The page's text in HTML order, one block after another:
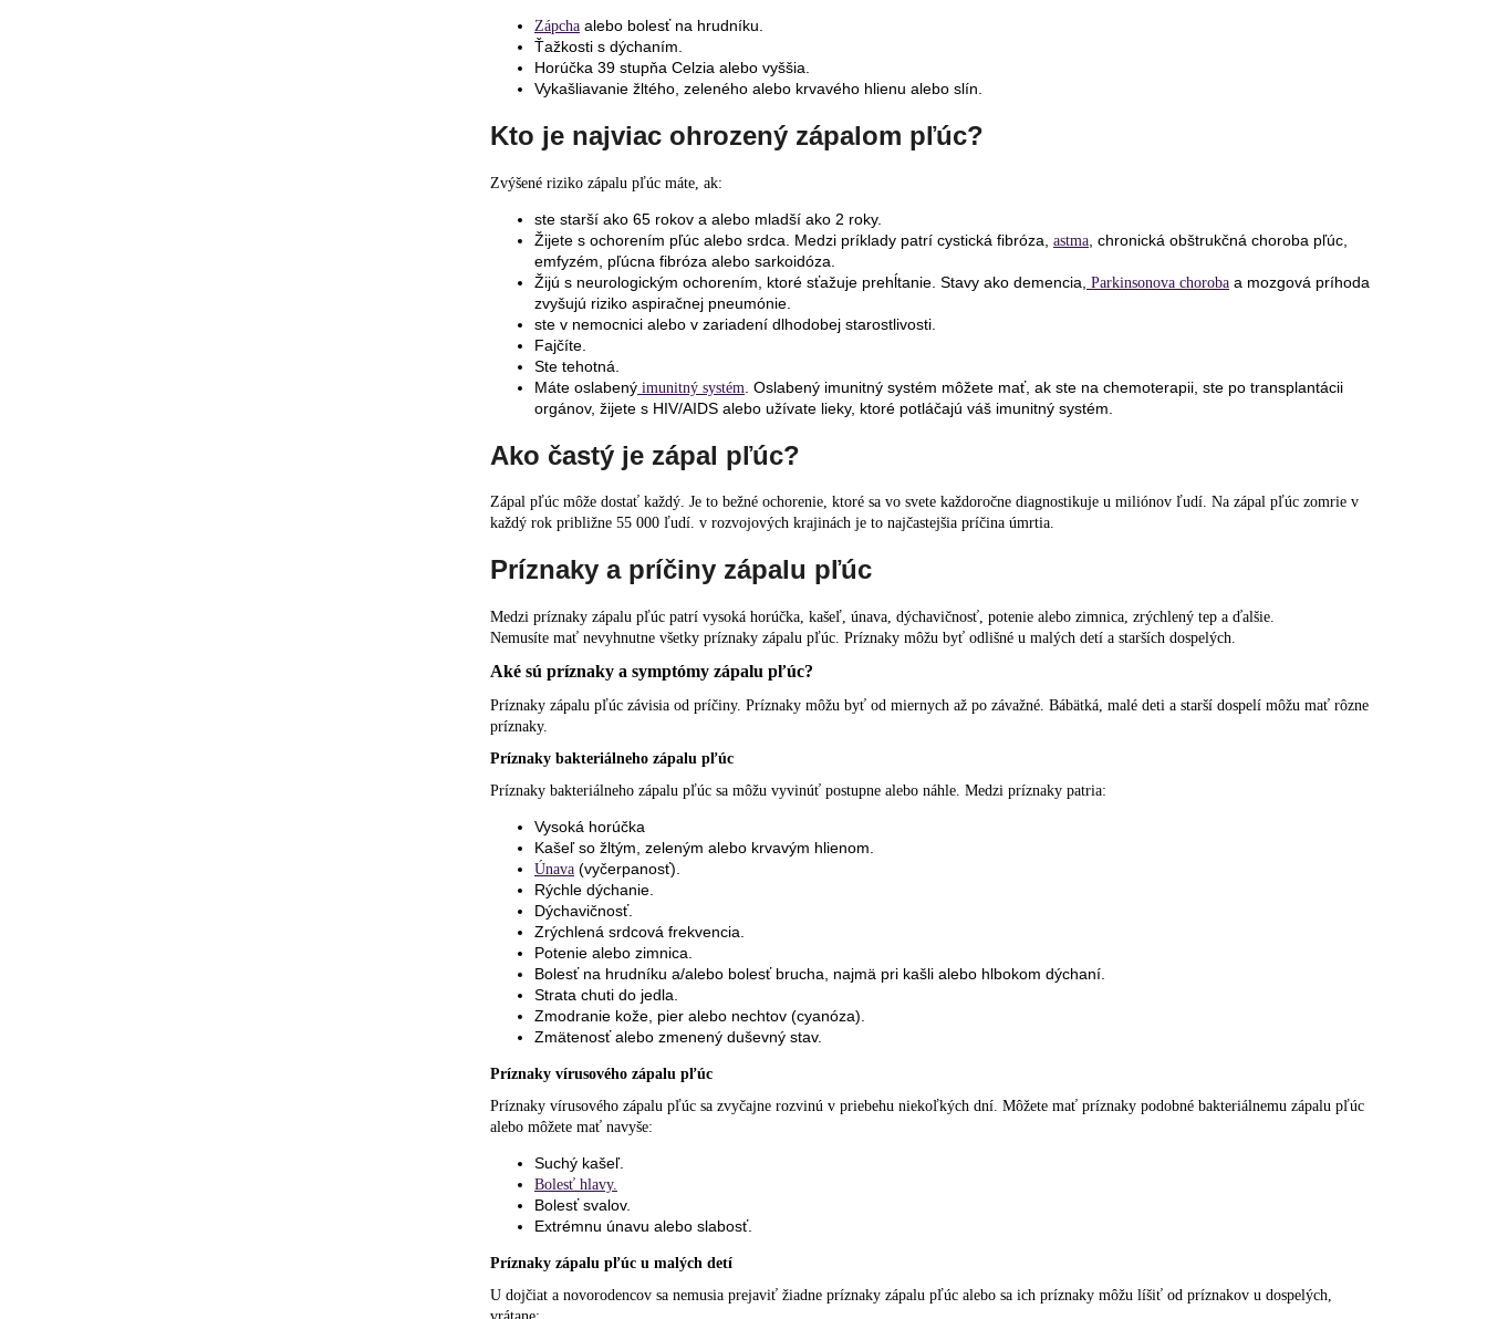
Zápcha alebo bolesť na hrudníku.
Ťažkosti s dýchaním.
Horúčka 39 stupňa Celzia alebo vyššia.
Vykašliavanie žltého, zeleného alebo krvavého hlienu alebo slín.
Kto je najviac ohrozený zápalom pľúc?
Zvýšené riziko zápalu pľúc máte, ak:
ste starší ako 65 rokov a alebo mladší ako 2 roky.
Žijete s ochorením pľúc alebo srdca. Medzi príklady patrí cystická fibróza, astma , chronická obštrukčná choroba pľúc,
emfyzém, pľúcna fibróza alebo sarkoidóza.
Žijú s neurologickým ochorením, ktoré sťažuje prehĺtanie. Stavy ako demencia, Parkinsonova choroba a mozgová príhoda
zvyšujú riziko aspiračnej pneumónie.
ste v nemocnici alebo v zariadení dlhodobej starostlivosti.
Fajčíte.
Ste tehotná.
Máte oslabený imunitný systém . Oslabený imunitný systém môžete mať, ak ste na chemoterapii, ste po transplantácii
orgánov, žijete s HIV/AIDS alebo užívate lieky, ktoré potláčajú váš imunitný systém.
Ako častý je zápal pľúc?
Zápal pľúc môže dostať každý. Je to bežné ochorenie, ktoré sa vo svete každoročne diagnostikuje u miliónov ľudí. Na zápal pľúc zomrie v
každý rok približne 55 000 ľudí. v rozvojových krajinách je to najčastejšia príčina úmrtia.
Príznaky a príčiny zápalu pľúc
Medzi príznaky zápalu pľúc patrí vysoká horúčka, kašeľ, únava, dýchavičnosť, potenie alebo zimnica, zrýchlený tep a ďalšie.
Nemusíte mať nevyhnutne všetky príznaky zápalu pľúc. Príznaky môžu byť odlišné u malých detí a starších dospelých.
Aké sú príznaky a symptómy zápalu pľúc?
Príznaky zápalu pľúc závisia od príčiny. Príznaky môžu byť od miernych až po závažné. Bábätká, malé deti a starší dospelí môžu mať rôzne
príznaky.
Príznaky bakteriálneho zápalu pľúc
Príznaky bakteriálneho zápalu pľúc sa môžu vyvinúť postupne alebo náhle. Medzi príznaky patria:
Vysoká horúčka
Kašeľ so žltým, zeleným alebo krvavým hlienom.
Únava (vyčerpanosť).
Rýchle dýchanie.
Dýchavičnosť.
Zrýchlená srdcová frekvencia.
Potenie alebo zimnica.
Bolesť na hrudníku a/alebo bolesť brucha, najmä pri kašli alebo hlbokom dýchaní.
Strata chuti do jedla.
Zmodranie kože, pier alebo nechtov (cyanóza).
Zmätenosť alebo zmenený duševný stav.
Príznaky vírusového zápalu pľúc
Príznaky vírusového zápalu pľúc sa zvyčajne rozvinú v priebehu niekoľkých dní. Môžete mať príznaky podobné bakteriálnemu zápalu pľúc
alebo môžete mať navyše:
Suchý kašeľ.
Bolesť hlavy.
Bolesť svalov.
Extrémnu únavu alebo slabosť.
Príznaky zápalu pľúc u malých detí
U dojčiat a novorodencov sa nemusia prejaviť žiadne príznaky zápalu pľúc alebo sa ich príznaky môžu líšiť od príznakov u dospelých,